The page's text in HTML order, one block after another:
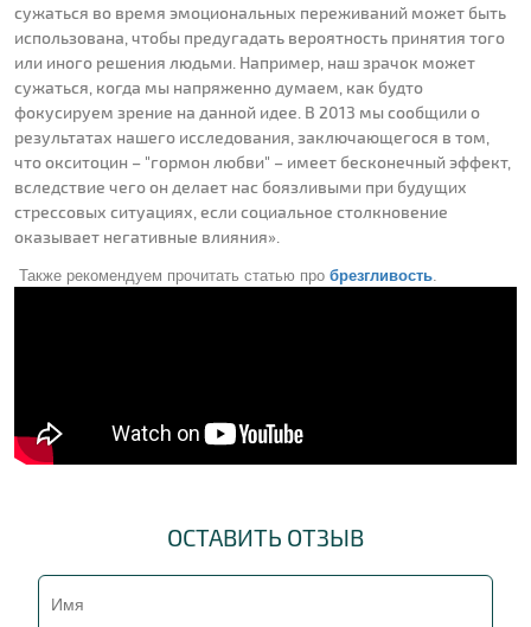
сужаться во время эмоциональных переживаний может быть
использована, чтобы предугадать вероятность принятия того
или иного решения людьми. Например, наш зрачок может
сужаться, когда мы напряженно думаем, как будто
фокусируем зрение на данной идее. В 2013 мы сообщили о
результатах нашего исследования, заключающегося в том,
что окситоцин – "гормон любви" – имеет бесконечный эффект,
вследствие чего он делает нас боязливыми при будущих
стрессовых ситуациях, если социальное столкновение
оказывает негативные влияния».
Также рекомендуем прочитать статью про брезгливость
ОСТАВИТЬ ОТЗЫВ